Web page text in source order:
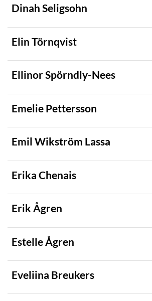
Dinah Seligsohn
Elin Törnqvist
Ellinor Spörndly-Nees
Emelie Pettersson
Emil Wikström Lassa
Erika Chenais
Erik Ågren
Estelle Ågren
Eveliina Breukers